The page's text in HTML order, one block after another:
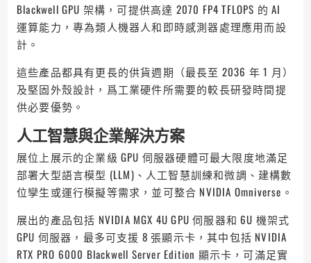
Blackwell GPU 架構，可提供高達 2070 FP4 TFLOPS 的 AI
運算能力，專為類人機器人和即時感測器處理應用而設
計。
這些產品都具有更長的供貨週期（最長至 2036 年 1 月）
及堅固外殼設計，爲工業硬件所需要的較長研發時間提
供必要優勢。
人工智慧與企業解決方案
展位上展示的企業級 GPU 伺服器硬體可最大限度地滿足
部署大型語言模型 (LLM)、人工智慧訓練和微調、建構數
位孿生或運行模擬等需求，並可整合 NVIDIA Omniverse。
展出的產品包括 NVIDIA MGX 4U GPU 伺服器和 6U 機架式
GPU 伺服器，最多可支援 8 張顯示卡，其中包括 NVIDIA
RTX PRO 6000 Blackwell Server Edition 顯示卡，可滿足實